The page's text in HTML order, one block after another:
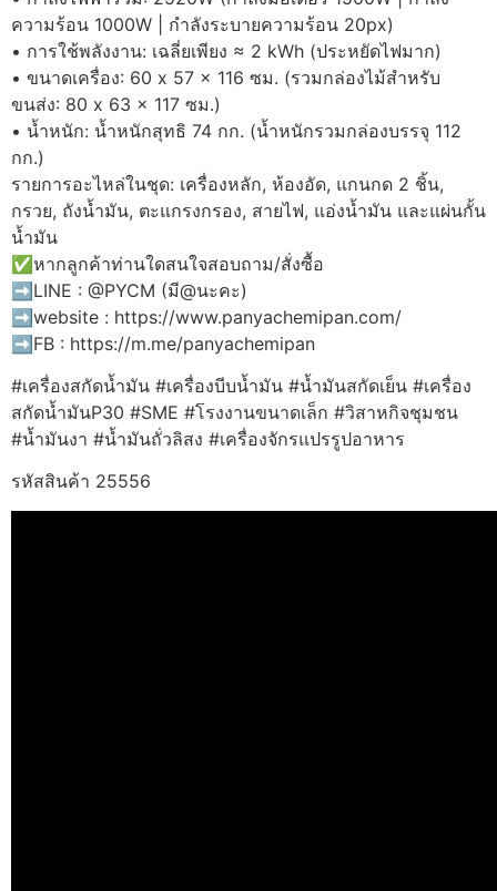
ความร้อน 1000W | กำลังระบายความร้อน 20px)
• การใช้พลังงาน: เฉลี่ยเพียง ≈ 2 kWh (ประหยัดไฟมาก)
• ขนาดเครื่อง: 60 x 57 x 116 ซม. (รวมกล่องไม้สำหรับ
ขนส่ง: 80 x 63 x 117 ซม.)
• น้ำหนัก: น้ำหนักสุทธิ 74 กก. (น้ำหนักรวมกล่องบรรจุ 112
กก.)
รายการอะไหล่ในชุด: เครื่องหลัก, ห้องอัด, แกนกด 2 ชิ้น,
กรวย, ถังน้ำมัน, ตะแกรงกรอง, สายไฟ, แอ่งน้ำมัน และแผ่นกั้น
น้ำมัน
✅หากลูกค้าท่านใดสนใจสอบถาม/สั่งซื้อ
➡️LINE : @PYCM (มี@นะคะ)
➡️website : https://www.panyachemipan.com/
➡️FB : https://m.me/panyachemipan
#เครื่องสกัดน้ำมัน #เครื่องบีบน้ำมัน #น้ำมันสกัดเย็น #เครื่อง
สกัดน้ำมันP30 #SME #โรงงานขนาดเล็ก #วิสาหกิจชุมชน
#น้ำมันงา #น้ำมันถั่วลิสง #เครื่องจักรแปรรูปอาหาร
รหัสสินค้า 25556